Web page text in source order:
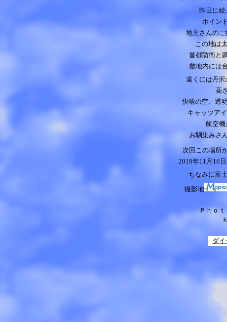
昨日に
ポイン
地主さんの
この地は
首都防衛と
敷地内には
遠くには丹
高
快晴の空、透
キャッツア
航空機
お馴染みさ
次回この場所
2019年11月16
ちなみに富
撮影地
Ｐｈｏ
ダ